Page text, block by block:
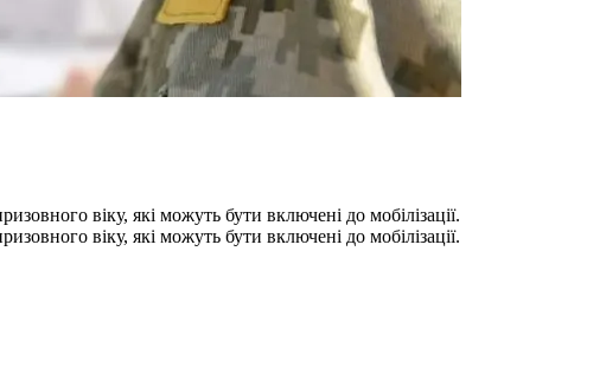
віку, які можуть бути включені до мобілізації.
віку, які можуть бути включені до мобілізації.